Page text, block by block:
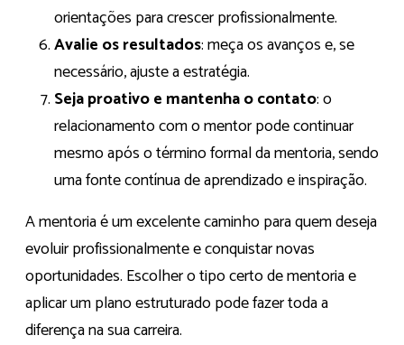
orientações para crescer profissionalmente.
Avalie os resultados: meça os avanços e, se
necessário, ajuste a estratégia.
Seja proativo e mantenha o contato: o
relacionamento com o mentor pode continuar
mesmo após o término formal da mentoria, sendo
uma fonte contínua de aprendizado e inspiração.
A mentoria é um excelente caminho para quem deseja
evoluir profissionalmente e conquistar novas
oportunidades. Escolher o tipo certo de mentoria e
aplicar um plano estruturado pode fazer toda a
diferença na sua carreira.